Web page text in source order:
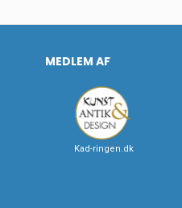
MEDLEM AF
Kad-ringen.dk